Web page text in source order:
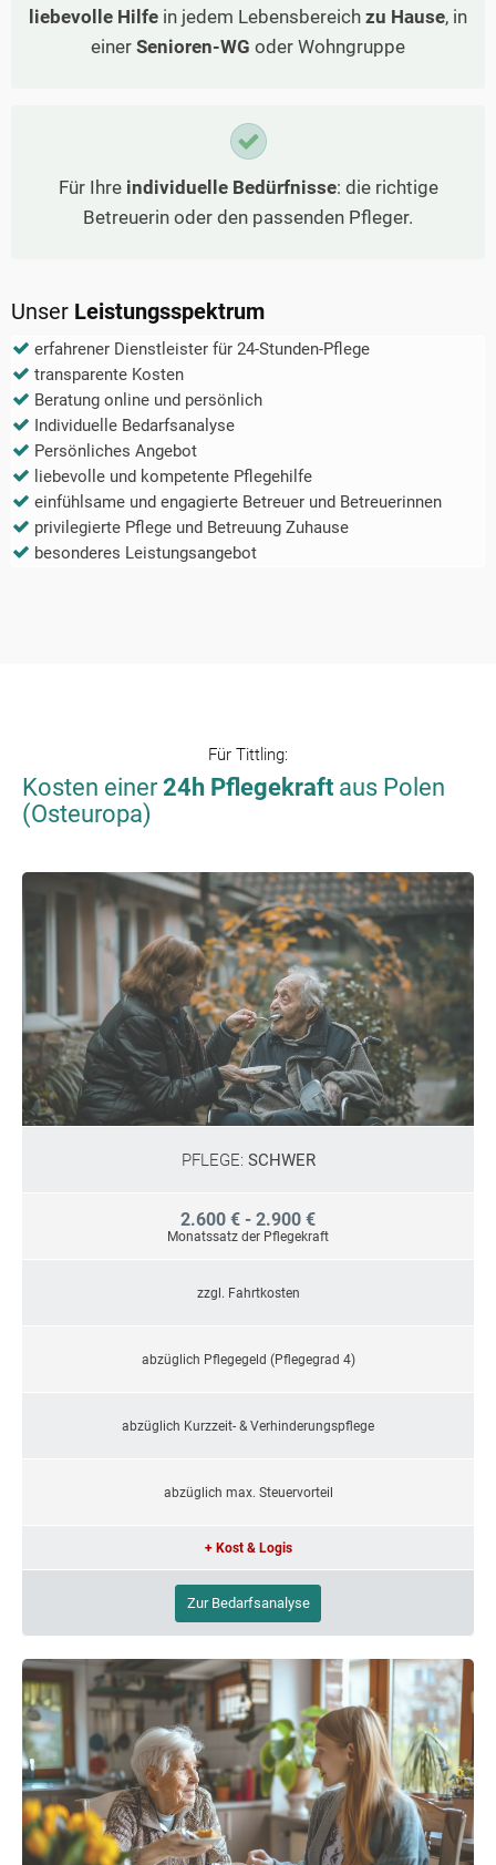
liebevolle Hilfe in jedem Lebensbereich zu Hause, in
einer Senioren-WG oder Wohngruppe
Für Ihre individuelle Bedürfnisse: die richtige
Betreuerin oder den passenden Pfleger.
Unser Leistungsspektrum
erfahrener Dienstleister für 24-Stunden-Pflege
transparente Kosten
Beratung online und persönlich
Individuelle Bedarfsanalyse
Persönliches Angebot
liebevolle und kompetente Pflegehilfe
einfühlsame und engagierte Betreuer und Betreuerinnen
privilegierte Pflege und Betreuung Zuhause
besonderes Leistungsangebot
Für Tittling:
Kosten einer24h Pflegekraft aus Polen
(Osteuropa)
PFLEGE: SCHWER
2.600 € - 2.900 €
Monatssatz der Pflegekraft
zzgl. Fahrtkosten
abzüglich Pflegegeld (Pflegegrad 4)
abzüglich Kurzzeit- & Verhinderungspflege
abzüglich max. Steuervorteil
+ Kost & Logis
Zur Bedarfsanalyse